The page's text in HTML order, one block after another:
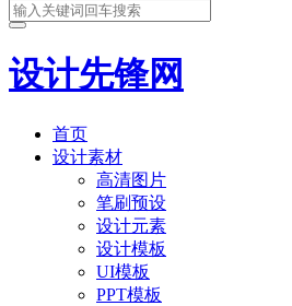
设计先锋网
首页
设计素材
高清图片
笔刷预设
设计元素
设计模板
UI模板
PPT模板